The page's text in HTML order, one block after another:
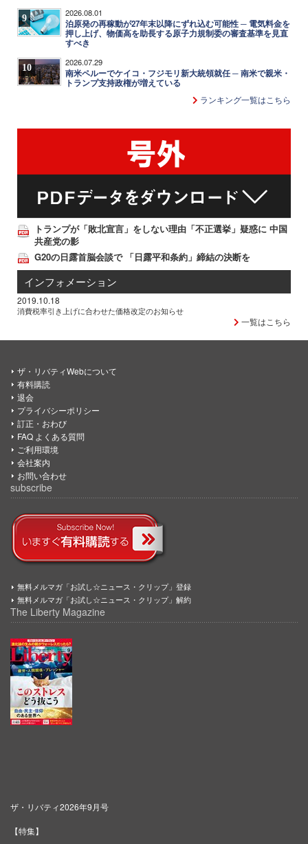
9 2026.08.01
泊原発の再稼動が27年末以降にずれ込む可能性 ─ 電気料金を
押し上げ、物価高を助長する原子力規制委の審査基準を見直
すべき
10 2026.07.29
南米ペルーでケイコ・フジモリ新大統領就任 ─ 南米で親米・
トランプ支持政権が増えている
ランキング一覧はこちら
トランプが「敗北宣言」をしない理由「不正選挙」疑惑に 中国
共産党の影
G20の日露首脳会談で 「日露平和条約」締結の決断を
インフォメーション
2019.10.18
消費税率引き上げに合わせた価格改定のお知らせ
一覧はこちら
ザ・リバティWebについて
有料購読
退会
プライバシーポリシー
訂正・おわび
FAQ よくある質問
ご利用環境
会社案内
お問い合わせ
subscribe
無料メルマガ「お試し☆ニュース・クリップ」登録
無料メルマガ「お試し☆ニュース・クリップ」解約
The Liberty Magazine
ザ・リバティ2026年9月号
【特集】